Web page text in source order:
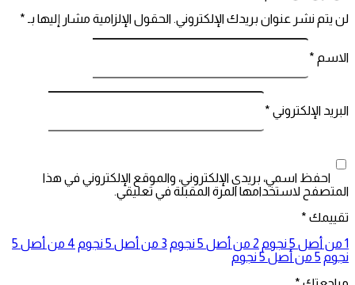
يتم نشر عنوان بريدك الإلكتروني. الحقول الإلزامية مشار إليها بـ *
*
الإلكتروني*
احفظ اسمي، بريدي الإلكتروني، والموقع الإلكتروني في هذا
لاستخدامها المرة المقبلة في تعليقي.
*
2 من أصل 5 نجوم 3 من أصل 5 نجوم
4 من أصل 5
5 من أصل 5 نجوم